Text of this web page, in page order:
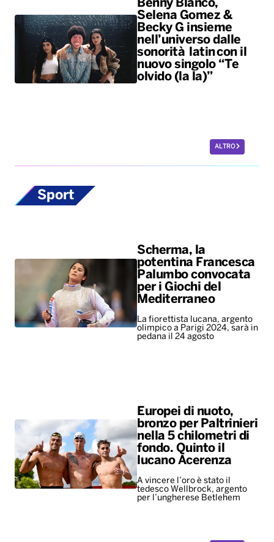
Benny Blanco,
Selena Gomez &
Becky G insieme
nell’universo dalle
sonorità latin con il
nuovo singolo “Te
olvido (la la)”
ALTRO
Sport
Scherma, la
potentina Francesca
Palumbo convocata
per i Giochi del
Mediterraneo
La fiorettista lucana, argento
olimpico a Parigi 2024, sarà in
pedana il 24 agosto
Europei di nuoto,
bronzo per Paltrinieri
nella 5 chilometri di
fondo. Quinto il
lucano Acerenza
A vincere l’oro è stato il
tedesco Wellbrock, argento
per l’ungherese Betlehem